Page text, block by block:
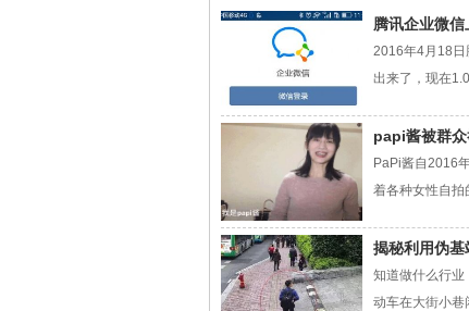
腾讯企业微
2016年4月18日
出来了，现在
papi酱被群
PaPi酱自2016
着各种女性自拍
揭秘利用伪
知道做什么行业
动车在大街小巷